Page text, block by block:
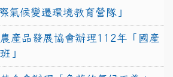
氣候變遷環境教育營隊」
產品發展協會辦理112年「國產
」